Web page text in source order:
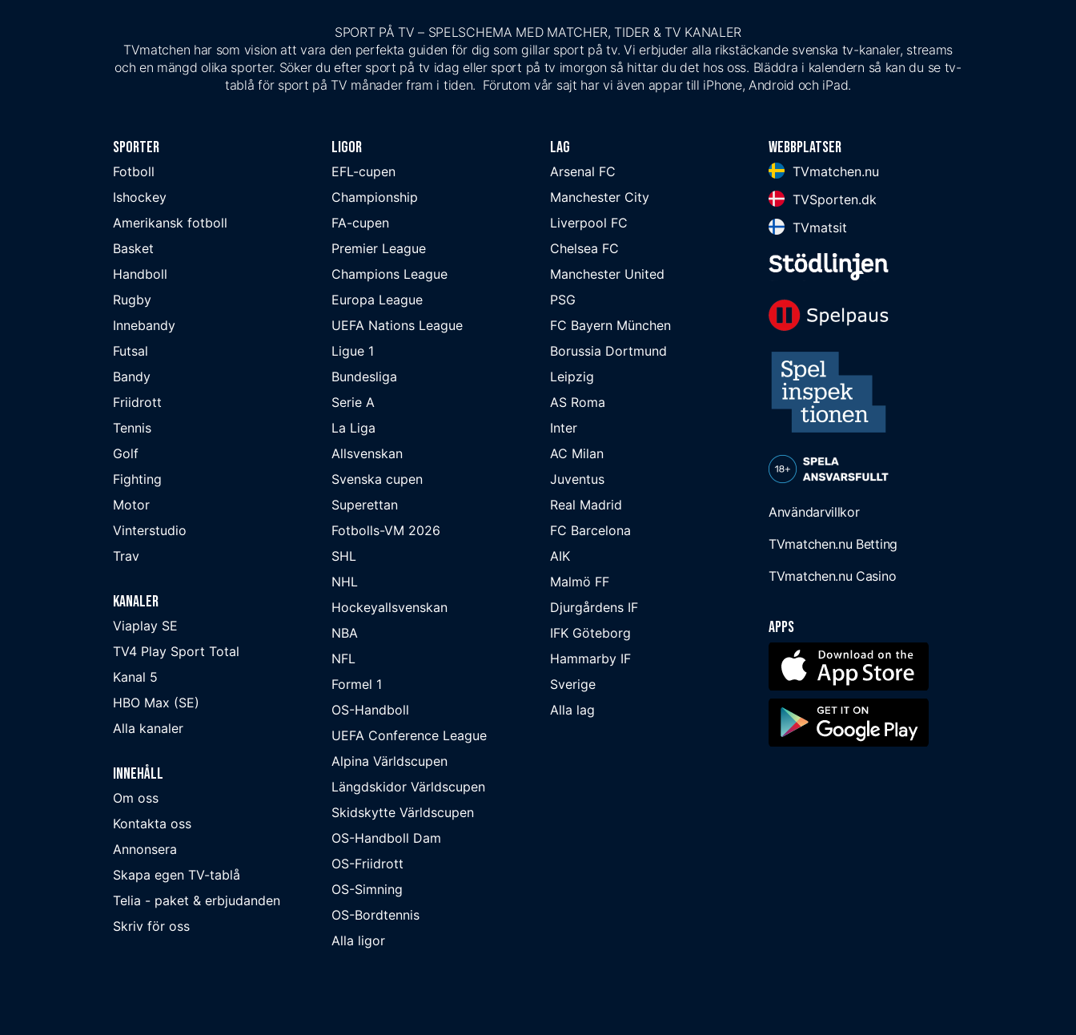
SPORT PÅ TV – SPELSCHEMA MED MATCHER, TIDER & TV KANALER
TVmatchen har som vision att vara den perfekta guiden för dig som gillar sport på tv. Vi erbjuder alla rikstäckande svenska tv-kanaler, streams
och en mängd olika sporter. Söker du efter sport på tv idag eller sport på tv imorgon så hittar du det hos oss. Bläddra i kalendern så kan du se tv-
tablå för sport på TV månader fram i tiden. Förutom vår sajt har vi även appar till iPhone, Android och iPad.
Sporter
Fotboll
Ishockey
Amerikansk fotboll
Basket
Handboll
Rugby
Innebandy
Futsal
Bandy
Friidrott
Tennis
Golf
Fighting
Motor
Vinterstudio
Trav
Kanaler
Viaplay SE
TV4 Play Sport Total
Kanal 5
HBO Max (SE)
Alla kanaler
Innehåll
Om oss
Kontakta oss
Annonsera
Skapa egen TV-tablå
Telia - paket & erbjudanden
Skriv för oss
Ligor
EFL-cupen
Championship
FA-cupen
Premier League
Champions League
Europa League
UEFA Nations League
Ligue 1
Bundesliga
Serie A
La Liga
Allsvenskan
Svenska cupen
Superettan
Fotbolls-VM 2026
SHL
NHL
Hockeyallsvenskan
NBA
NFL
Formel 1
OS-Handboll
UEFA Conference League
Alpina Världscupen
Längdskidor Världscupen
Skidskytte Världscupen
OS-Handboll Dam
OS-Friidrott
OS-Simning
OS-Bordtennis
Alla ligor
Lag
Arsenal FC
Manchester City
Liverpool FC
Chelsea FC
Manchester United
PSG
FC Bayern München
Borussia Dortmund
Leipzig
AS Roma
Inter
AC Milan
Juventus
Real Madrid
FC Barcelona
AIK
Malmö FF
Djurgårdens IF
IFK Göteborg
Hammarby IF
Sverige
Alla lag
Webbplatser
TVmatchen.nu
TVSporten.dk
TVmatsit
Användarvillkor
TVmatchen.nu Betting
TVmatchen.nu Casino
Apps